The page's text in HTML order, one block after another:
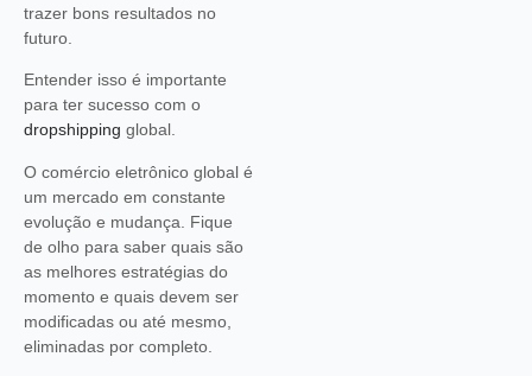
trazer bons resultados no
futuro.
Entender isso é importante
para ter sucesso com o
dropshipping global.
O comércio eletrônico global é
um mercado em constante
evolução e mudança. Fique
de olho para saber quais são
as melhores estratégias do
momento e quais devem ser
modificadas ou até mesmo,
eliminadas por completo.